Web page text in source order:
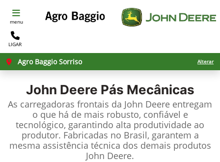
menu
LIGAR
Agro Baggio Sorriso Alterar
John Deere Pás Mecânicas
As carregadoras frontais da John Deere entregam
o que há de mais robusto, confiável e
tecnológico, garantindo alta produtividade ao
produtor. Fabricadas no Brasil, garantem a
mesma assistência técnica dos demais produtos
John Deere.